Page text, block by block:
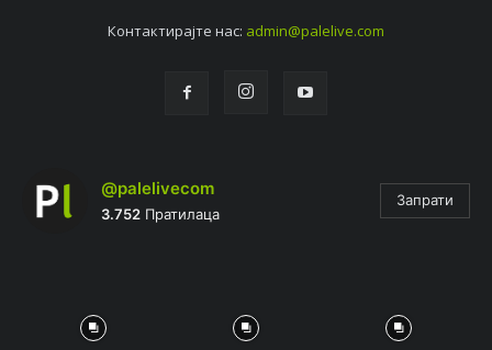
Контактирајтe нас: admin@palelive.com
@palelivecom
3.752 Пратилаца
Запрати